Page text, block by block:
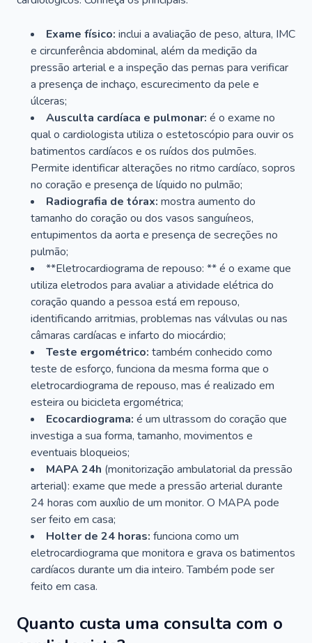
Exame físico: inclui a avaliação de peso, altura, IMC
e circunferência abdominal, além da medição da
pressão arterial e a inspeção das pernas para verificar
a presença de inchaço, escurecimento da pele e
úlceras;
Ausculta cardíaca e pulmonar: é o exame no
qual o cardiologista utiliza o estetoscópio para ouvir os
batimentos cardíacos e os ruídos dos pulmões.
Permite identificar alterações no ritmo cardíaco, sopros
no coração e presença de líquido no pulmão;
Radiografia de tórax: mostra aumento do
tamanho do coração ou dos vasos sanguíneos,
entupimentos da aorta e presença de secreções no
pulmão;
**Eletrocardiograma de repouso: ** é o exame que
utiliza eletrodos para avaliar a atividade elétrica do
coração quando a pessoa está em repouso,
identificando arritmias, problemas nas válvulas ou nas
câmaras cardíacas e infarto do miocárdio;
Teste ergométrico: também conhecido como
teste de esforço, funciona da mesma forma que o
eletrocardiograma de repouso, mas é realizado em
esteira ou bicicleta ergométrica;
Ecocardiograma: é um ultrassom do coração que
investiga a sua forma, tamanho, movimentos e
eventuais bloqueios;
MAPA 24h (monitorização ambulatorial da pressão
arterial): exame que mede a pressão arterial durante
24 horas com auxílio de um monitor. O MAPA pode
ser feito em casa;
Holter de 24 horas: funciona como um
eletrocardiograma que monitora e grava os batimentos
cardíacos durante um dia inteiro. Também pode ser
feito em casa.
Quanto custa uma consulta com o